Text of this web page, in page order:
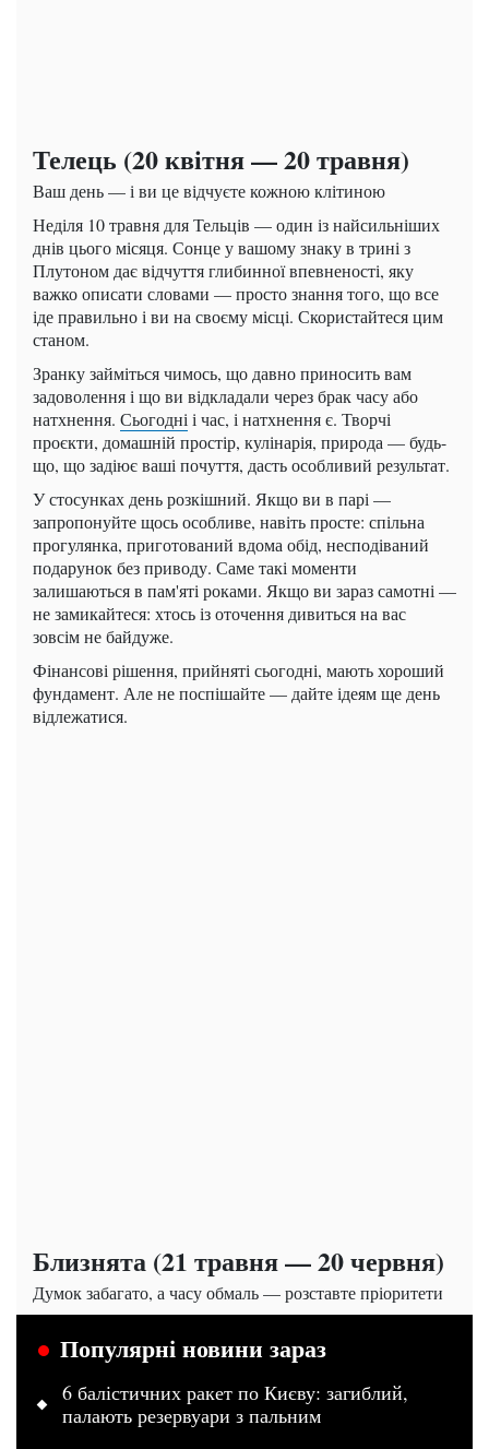
Телець (20 квітня — 20 травня)
Ваш день — і ви це відчуєте кожною клітиною
Неділя 10 травня для Тельців — один із найсильніших
днів цього місяця. Сонце у вашому знаку в трині з
Плутоном дає відчуття глибинної впевненості, яку
важко описати словами — просто знання того, що все
іде правильно і ви на своєму місці. Скористайтеся цим
станом.
Зранку займіться чимось, що давно приносить вам
задоволення і що ви відкладали через брак часу або
натхнення. Сьогодні і час, і натхнення є. Творчі
проєкти, домашній простір, кулінарія, природа — будь-
що, що задіює ваші почуття, дасть особливий результат.
У стосунках день розкішний. Якщо ви в парі —
запропонуйте щось особливе, навіть просте: спільна
прогулянка, приготований вдома обід, несподіваний
подарунок без приводу. Саме такі моменти
залишаються в пам'яті роками. Якщо ви зараз самотні —
не замикайтеся: хтось із оточення дивиться на вас
зовсім не байдуже.
Фінансові рішення, прийняті сьогодні, мають хороший
фундамент. Але не поспішайте — дайте ідеям ще день
відлежатися.
Близнята (21 травня — 20 червня)
Думок забагато, а часу обмаль — розставте пріоритети
Популярні новини зараз
6 балістичних ракет по Києву: загиблий,
палають резервуари з пальним